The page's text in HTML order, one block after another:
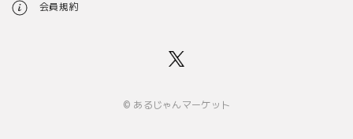
会員規約
© あるじゃんマーケット